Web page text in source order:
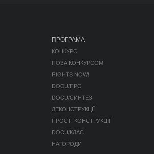
ПРОГРАМА
КОНКУРС
ПОЗА КОНКУРСОМ
RIGHTS NOW!
DOCU/ПРО
DOCU/СИНТЕЗ
ДЕКОНСТРУКЦІЇ
ПРОСТІ КОНСТРУКЦІЇ
DOCU/КЛАС
НАГОРОДИ